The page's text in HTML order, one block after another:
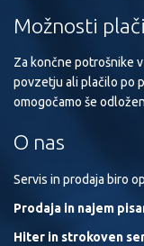
Možnosti
Za končne potrošnike
povzetju ali plačilo po
omogočamo še
O nas
Servis in prodaja biro
Prodaja in najem
Hiter in strokoven